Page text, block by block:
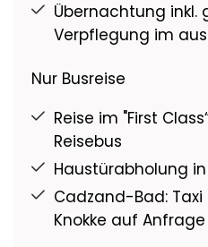
Übernachtung inkl.
Verpflegung im
Nur Busreise
Reise im "First
Reisebus
Haustürabholung
Cadzand-Bad:
Knokke auf Anfrage